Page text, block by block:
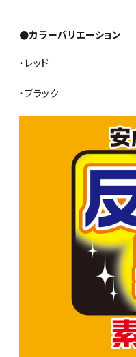
●カラーバリエーション
・レッド
・ブラック